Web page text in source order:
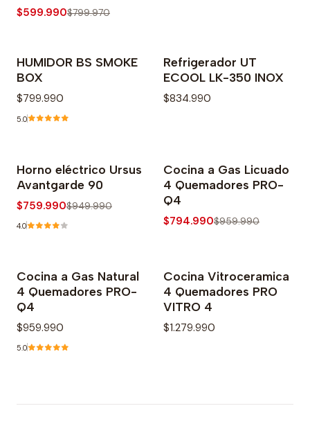
$599.990$799.970
HUMIDOR BS SMOKE
BOX
$799.990
5.0
Refrigerador UT
ECOOL LK-350 INOX
$834.990
-20% OFF
Agotado
Horno eléctrico Ursus
Avantgarde 90
$759.990$949.990
4.0
-17% OFF
Cocina a Gas Licuado
4 Quemadores PRO-
Q4
$794.990$959.990
Cocina a Gas Natural
4 Quemadores PRO-
Q4
$959.990
5.0
Cocina Vitroceramica
4 Quemadores PRO
VITRO 4
$1.279.990